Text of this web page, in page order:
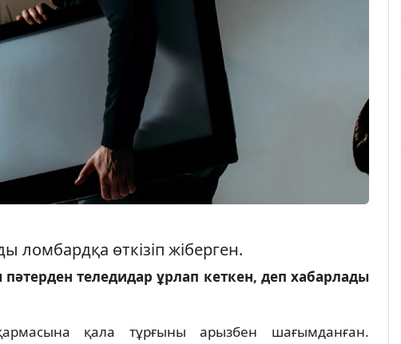
ломбардқа өткізіп жіберген.
теледидар ұрлап кеткен, деп хабарлады
қала тұрғыны арызбен шағымданған.